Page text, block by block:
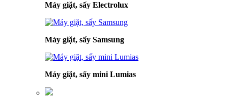
Máy giặt, sấy Electrolux
Máy giặt, sấy Samsung
Máy giặt, sấy mini Lumias